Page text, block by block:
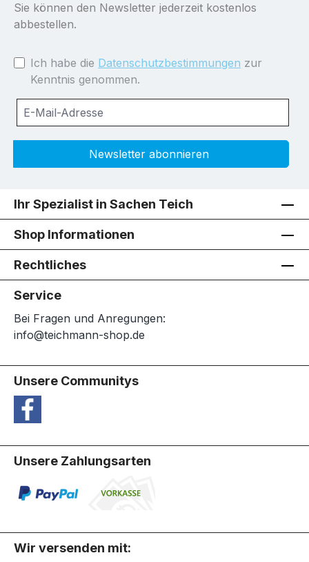
Sie können den Newsletter jederzeit kostenlos
abbestellen.
Ich habe die Datenschutzbestimmungen zur
Kenntnis genommen.
Newsletter abonnieren
Ihr Spezialist in Sachen Teich
Shop Informationen
Rechtliches
Service
Bei Fragen und Anregungen:
info@teichmann-shop.de
Unsere Communitys
Unsere Zahlungsarten
Wir versenden mit: